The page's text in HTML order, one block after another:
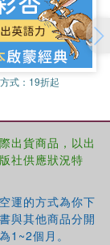
storia e alle tappe
impasto,
altro. Racchiuso
include pi?di
pizze da
per i pizzaioli
strumenti
inventare
giusta per
del team di
Cuisine: The
Home, The
e Modernist
式： 19折起
出貨商品，以出
社供應狀況特
運的方式為你下
與其他商品分開
1~2個月。